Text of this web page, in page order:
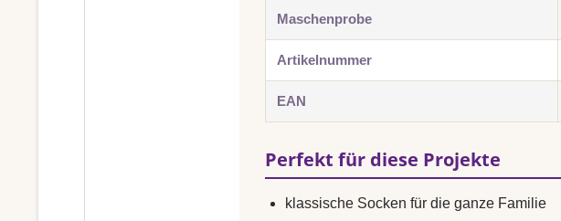
Maschenprobe
Artikelnummer
EAN
Perfekt für diese Projekte
klassische Socken für die ganze Familie